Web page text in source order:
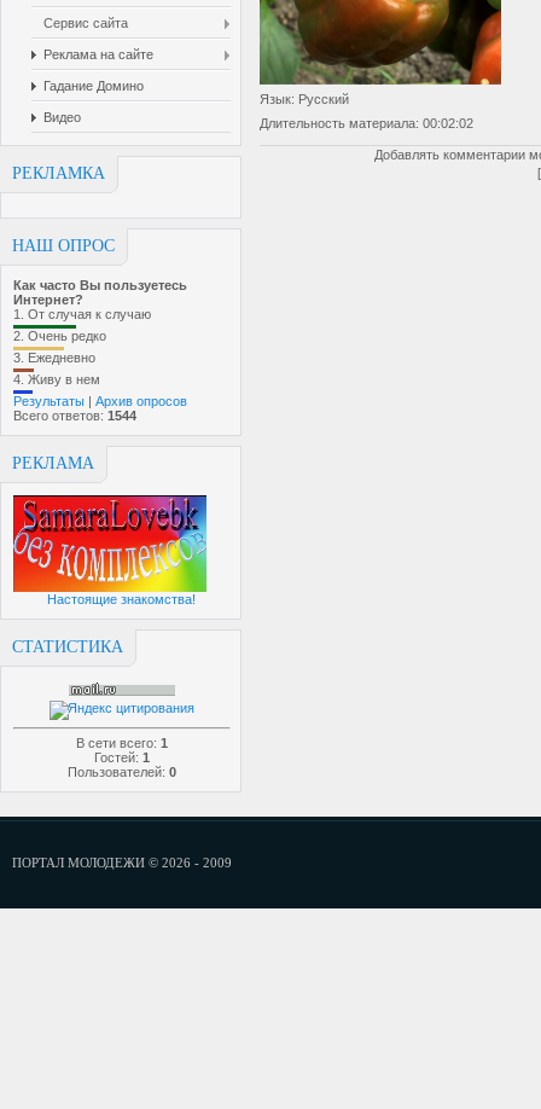
Сервис сайта
Реклама на сайте
Гадание Домино
Видео
РЕКЛАМКА
НАШ ОПРОС
Как часто Вы пользуетесь
Интернет?
1. От случая к случаю
2. Очень редко
3. Ежедневно
4. Живу в нем
Результаты | Архив опросов
Всего ответов: 1544
РЕКЛАМА
Настоящие знакомства!
СТАТИСТИКА
В сети всего: 1
Гостей: 1
Пользователей: 0
Язык: Русский
Длительность материала: 00:02:02
Добавлять комментарии
ПОРТАЛ МОЛОДЕЖИ © 2026 - 2009